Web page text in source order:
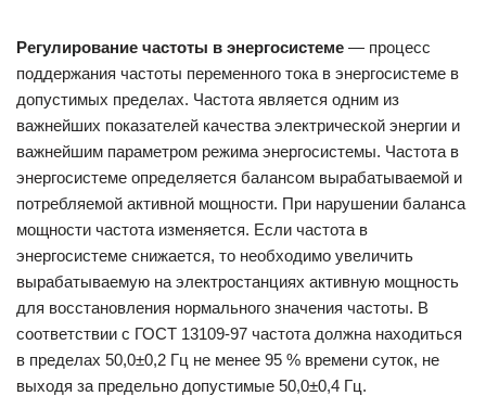
Регулирование частоты в энергосистеме — процесс
поддержания частоты переменного тока в энергосистеме в
допустимых пределах. Частота является одним из
важнейших показателей качества электрической энергии и
важнейшим параметром режима энергосистемы. Частота в
энергосистеме определяется балансом вырабатываемой и
потребляемой активной мощности. При нарушении баланса
мощности частота изменяется. Если частота в
энергосистеме снижается, то необходимо увеличить
вырабатываемую на электростанциях активную мощность
для восстановления нормального значения частоты. В
соответствии с ГОСТ 13109-97 частота должна находиться
в пределах 50,0±0,2 Гц не менее 95 % времени суток, не
выходя за предельно допустимые 50,0±0,4 Гц.